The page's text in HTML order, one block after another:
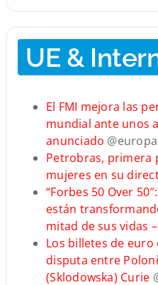
UE &
El FMI mejora las
mundial ante unos
anunciado
Petrobras, primera
mujeres en su
“Forbes 50 Over
están
mitad de sus vidas –
Los billetes de
disputa entre
(Sklodowska) Curie